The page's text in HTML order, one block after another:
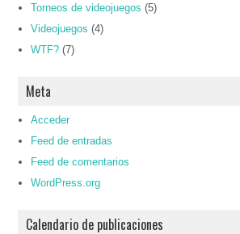
Torneos de videojuegos (5)
Videojuegos (4)
WTF? (7)
Meta
Acceder
Feed de entradas
Feed de comentarios
WordPress.org
Calendario de publicaciones